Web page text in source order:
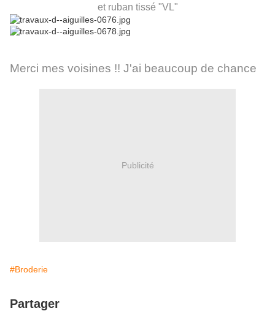
et ruban tissé "VL"
Merci mes voisines !! J'ai beaucoup de chance
Publicité
#Broderie
Partager